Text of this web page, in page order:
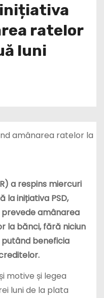
inițiativa
ratelor
luni
a respins miercuri
inițiativa PSD,
prevede amânarea
la bănci, fără niciun
beneficia
motive și legea
luni de la plata